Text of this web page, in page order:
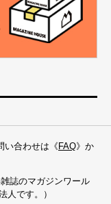
い合わせは《FAQ》か
誌のマガジンワール
人です。）